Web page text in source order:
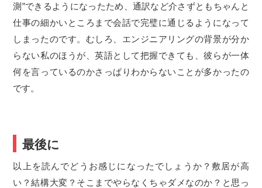
測”できるようになったため、通訳など介さずともちゃんと
仕事の細かいところまで会話で完璧に通じるようになって
しまったのです。むしろ、エンジニアリングの背景が分か
らない私のほうが、英語として把握できても、彼らが一体
何を言っているのかさっぱりわからないことが多かったの
です。
最後に
以上を読んでどうお感じになったでしょうか？敷居が高
い？結構大変？そこまでやらなくちゃダメなのか？と思っ